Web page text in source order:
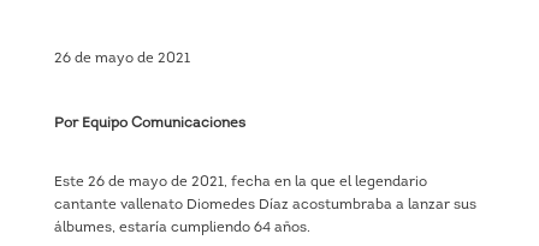
26 de mayo de 2021
Por Equipo Comunicaciones
Este 26 de mayo de 2021, fecha en la que el legendario
cantante vallenato Diomedes Díaz acostumbraba a lanzar sus
álbumes, estaría cumpliendo 64 años.